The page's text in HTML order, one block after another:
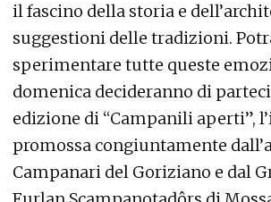
il fascino della storia e
suggestioni delle tradizioni.
sperimentare tutte queste
domenica decideranno di
edizione di “Campanili aperti”,
promossa congiuntamente
Campanari del Goriziano e dal